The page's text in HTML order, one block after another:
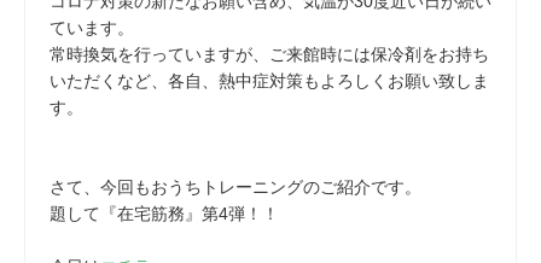
ています。
常時換気を行っていますが、ご来館時には保冷剤をお持ち
いただくなど、各自、熱中症対策もよろしくお願い致しま
す。
さて、今回もおうちトレーニングのご紹介です。
題して『在宅筋務』第4弾！！